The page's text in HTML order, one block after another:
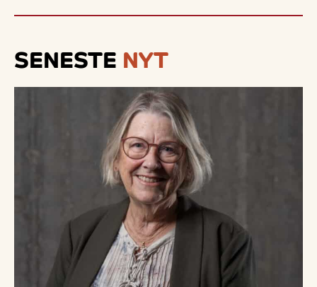
SENESTE NYT